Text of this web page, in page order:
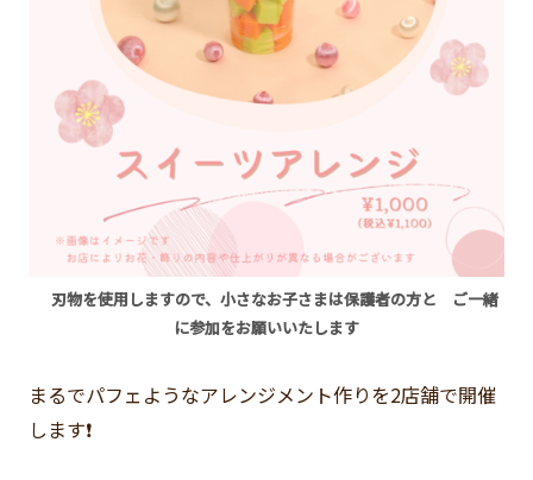
刃物を使用しますので、小さなお子さまは保護者の方と
ご一緒
に参加をお願いいたします
まるでパフェようなアレンジメント作りを2店舗で開催
します❗